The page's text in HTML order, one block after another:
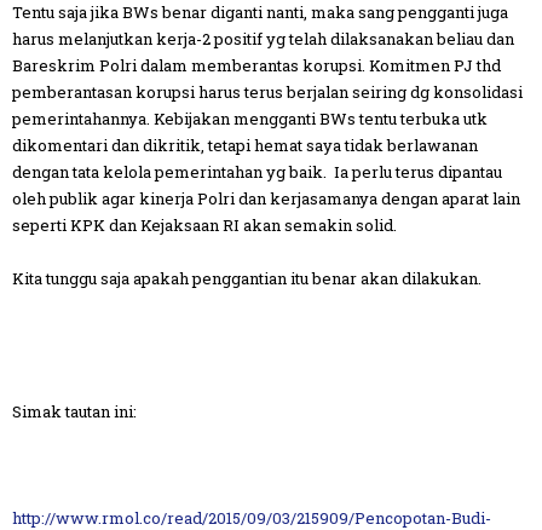
Tentu saja jika BWs benar diganti nanti, maka sang pengganti juga
harus melanjutkan kerja-2 positif yg telah dilaksanakan beliau dan
Bareskrim Polri dalam memberantas korupsi. Komitmen PJ thd
pemberantasan korupsi harus terus berjalan seiring dg konsolidasi
pemerintahannya. Kebijakan mengganti BWs tentu terbuka utk
dikomentari dan dikritik, tetapi hemat saya tidak berlawanan
dengan tata kelola pemerintahan yg baik. Ia perlu terus dipantau
oleh publik agar kinerja Polri dan kerjasamanya dengan aparat lain
seperti KPK dan Kejaksaan RI akan semakin solid.
Kita tunggu saja apakah penggantian itu benar akan dilakukan.
Simak tautan ini:
http://www.rmol.co/read/2015/09/03/215909/Pencopotan-Budi-